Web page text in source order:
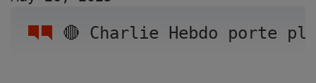
🔴 Charlie Hebdo porte